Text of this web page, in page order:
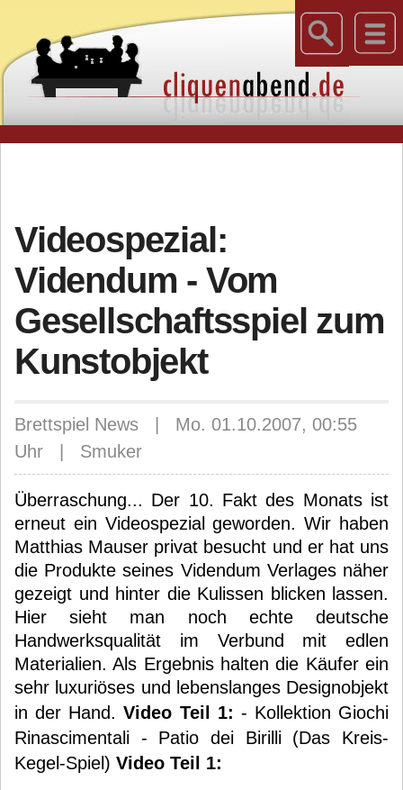
Videospezial:
Videndum - Vom
Gesellschaftsspiel zum
Kunstobjekt
Brettspiel News | Mo. 01.10.2007, 00:55
Uhr | Smuker
Überraschung... Der 10. Fakt des Monats ist
erneut ein Videospezial geworden. Wir haben
Matthias Mauser privat besucht und er hat uns
die Produkte seines Videndum Verlages näher
gezeigt und hinter die Kulissen blicken lassen.
Hier sieht man noch echte deutsche
Handwerksqualität im Verbund mit edlen
Materialien. Als Ergebnis halten die Käufer ein
sehr luxuriöses und lebenslanges Designobjekt
in der Hand.Video Teil 1: - Kollektion Giochi
Rinascimentali - Patio dei Birilli (Das Kreis-
Kegel-Spiel) Video Teil 1: